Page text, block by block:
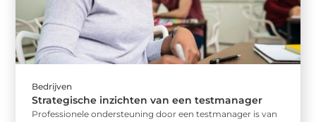
Bedrijven
Strategische inzichten van een testmanager
Professionele ondersteuning door een testmanager is van